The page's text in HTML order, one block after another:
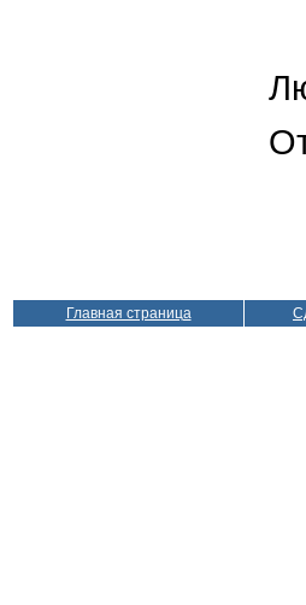
Главная страница